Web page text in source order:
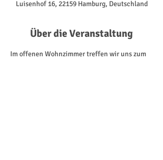
Luisenhof 16, 22159 Hamburg, Deutschland
Über die Veranstaltung
Im offenen Wohnzimmer treffen wir uns zum